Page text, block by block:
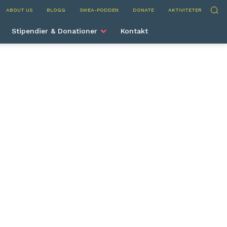
ABOUT US BLOGG SWEA-PODDEN DONATE AKTIVITETER Sök
Stipendier & Donationer Kontakt